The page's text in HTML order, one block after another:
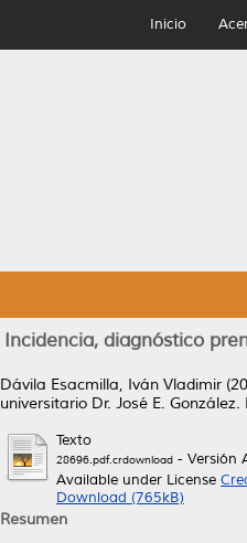
Inicio
Incidencia, diagnóstico
Dávila Esacmilla, Iván Vladimir
universitario Dr. José E. González.
Texto
28696.pdf.crdownload - Versión
Available under License
Download (765kB)
Resumen